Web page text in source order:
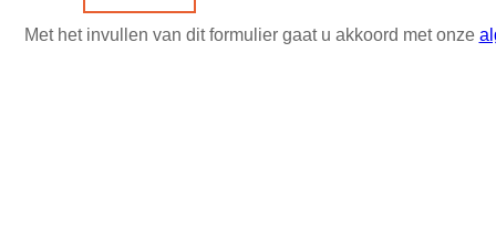
Met het invullen van dit formulier gaat u akkoord met onze